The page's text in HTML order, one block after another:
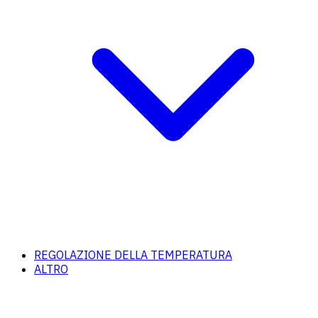
REGOLAZIONE DELLA TEMPERATURA
ALTRO